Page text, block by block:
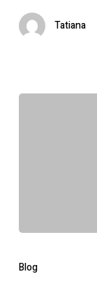
para
Tatiana
plagas
Blog